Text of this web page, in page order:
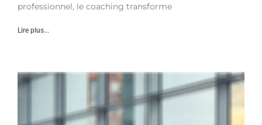
professionnel, le coaching transforme
Lire plus...